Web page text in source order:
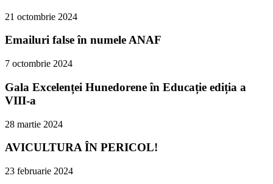
21 octombrie 2024
Emailuri false în numele ANAF
7 octombrie 2024
Gala Excelenței Hunedorene în Educație ediția a
VIII-a
28 martie 2024
AVICULTURA ÎN PERICOL!
23 februarie 2024